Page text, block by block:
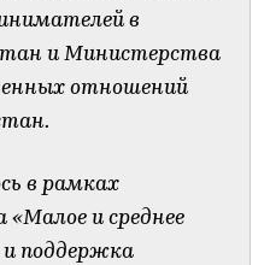
в
и Министерства
отношений
в рамках
«Малое и среднее
поддержка